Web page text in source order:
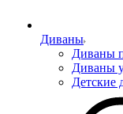
Диваны
Диваны
Диваны
Детские